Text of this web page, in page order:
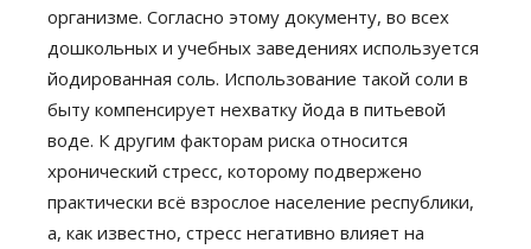
организме. Согласно этому документу, во всех
дошкольных и учебных заведениях используется
йодированная соль. Использование такой соли в
быту компенсирует нехватку йода в питьевой
воде. К другим факторам риска относится
хронический стресс, которому подвержено
практически всё взрослое население республики,
а, как известно, стресс негативно влияет на